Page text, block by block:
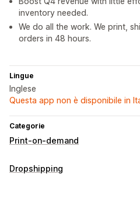
inventory needed.
We do all the work. We print,
orders in 48 hours.
Lingue
Inglese
Questa app non è disponibile in
Categorie
Print-on-demand
Personalizzazione del prodotto
Dropshipping